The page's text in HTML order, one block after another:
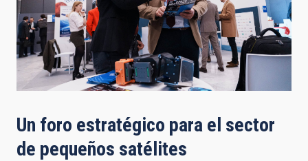
Un foro estratégico para el sector
de pequeños satélites